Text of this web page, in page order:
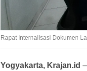
Rapat Internalisasi Dokumen
Yogyakarta, Krajan.id